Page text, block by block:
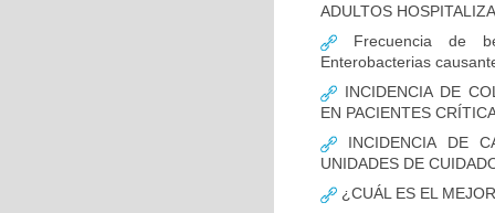
ADULTOS
Frecuencia de
Enterobacterias
INCIDENCIA DE
EN PACIENTES
INCIDENCIA DE
UNIDADES DE
¿CUÁL ES EL